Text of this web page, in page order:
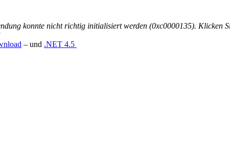
konnte nicht richtig initialisiert werden (0xc0000135). Klicken
– und .NET 4.5